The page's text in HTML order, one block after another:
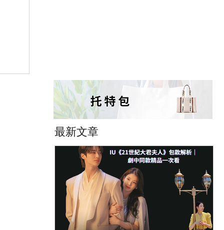
最新文章